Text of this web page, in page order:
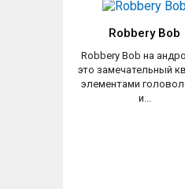
Robbery Bob
Robbery Bob на
это замечательный
элементами
и...